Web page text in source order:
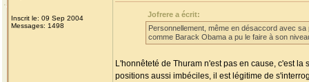
Inscrit le: 09 Sep 2004
Messages: 1498
Jofrere a écrit:
Personnellement, même en désaccord avec
comme Barack Obama a pu le faire à son
L'honnêteté de Thuram n'est pas en cause, c'est
positions aussi imbéciles, il est légitime de